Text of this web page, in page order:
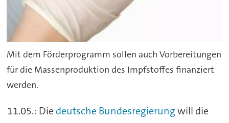
Mit dem Förderprogramm sollen auch Vorbereitungen
für die Massenproduktion des Impfstoffes finanziert
werden.
11.05.: Die deutsche Bundesregierungwill die